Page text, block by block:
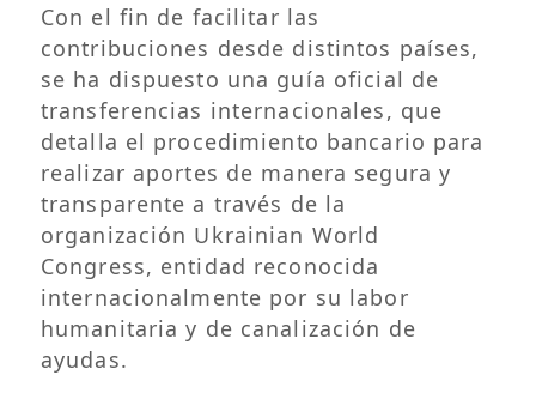
Con el fin de facilitar las
contribuciones desde distintos países,
se ha dispuesto una guía oficial de
transferencias internacionales, que
detalla el procedimiento bancario para
realizar aportes de manera segura y
transparente a través de la
organización Ukrainian World
Congress, entidad reconocida
internacionalmente por su labor
humanitaria y de canalización de
ayudas.